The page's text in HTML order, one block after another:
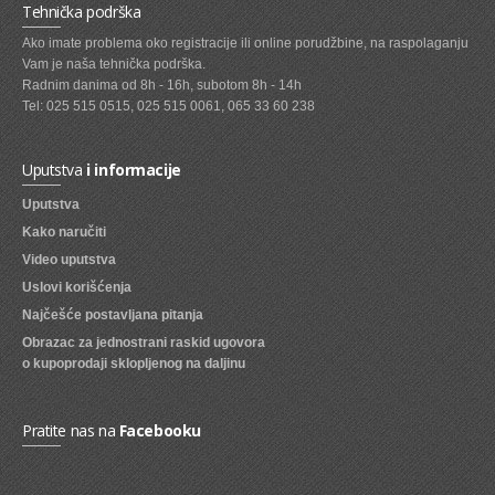
SVEZE VOCE
SVEZE POVRCE
DZEMOVI, MARMALADE I MED
BOMBONI
ZVAKE
LIZALICE
COKOLADE
KREMOVI
BOMBONJERE I PRALINE
MALE COKOLADE I BAROVI
KEKSOVI
KEKS STRUDLE
Tehnička podrška
Ako imate problema oko registracije ili online porudžbine, na raspolaganju
Vam je naša tehnička podrška.
Radnim danima od 8h - 16h, subotom 8h - 14h
Tel: 025 515 0515, 025 515 0061, 065 33 60 238
Uputstvai informacije
Uputstva
Kako naručiti
Video uputstva
Uslovi korišćenja
Najčešće postavljana pitanja
Obrazac za jednostrani raskid ugovora
o kupoprodaji sklopljenog na daljinu
Pratite nas na Facebooku